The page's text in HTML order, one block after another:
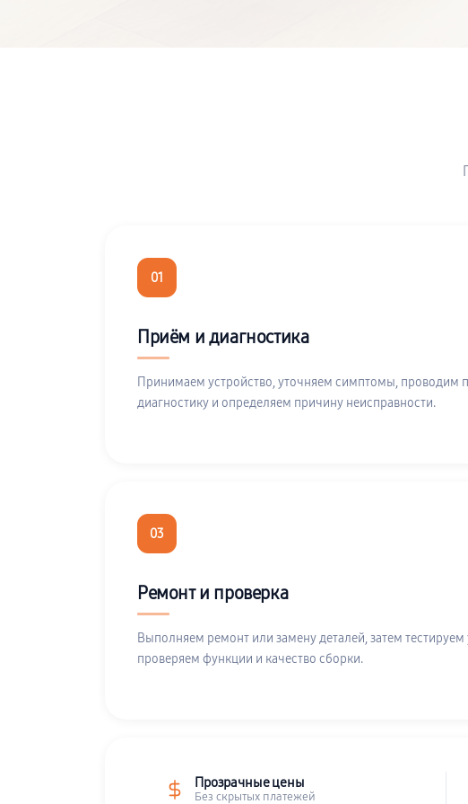
01
Приём и диагностика
Принимаем устройство, уточняем симптомы, проводим
диагностику и определяем причину неисправности.
03
Ремонт и проверка
Выполняем ремонт или замену деталей, затем тестируем
проверяем функции и качество сборки.
Прозрачные цены
Без скрытых платежей